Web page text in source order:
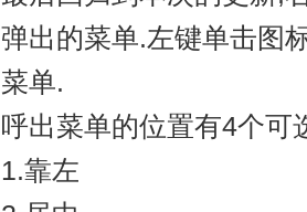
弹出的菜单.左键单击图
菜单.
呼出菜单的位置有4个可
1.靠左